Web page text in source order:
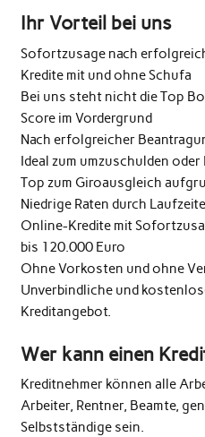
Ihr Vorteil bei uns
Sofortzusage nach
Kredite mit und ohne Schufa
Bei uns steht nicht die Top
Score im Vordergrund
Nach erfolgreicher
Ideal zum umzuschulden
Top zum Giroausgleich
Niedrige Raten durch
Online-Kredite mit
bis 120.000 Euro
Ohne Vorkosten und ohne
Unverbindliche und
Kreditangebot.
Wer kann einen
Kreditnehmer können alle
Arbeiter, Rentner, Beamte,
Selbstständige sein.